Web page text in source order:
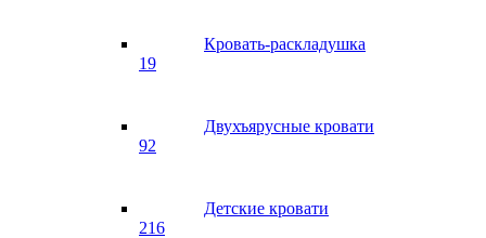
Кровать-раскладушка
19
Двухъярусные кровати
92
Детские кровати
216